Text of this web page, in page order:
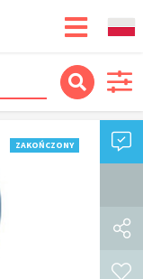
ZAKOŃCZONY